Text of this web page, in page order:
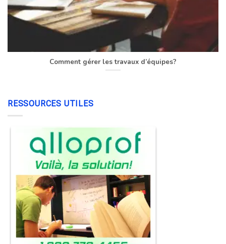
Comment gérer les travaux d’équipes?
RESSOURCES UTILES